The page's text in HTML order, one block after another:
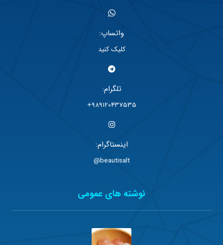
واتساپ:
کلیک کنید
تلگرام:
989120437535+
اینستاگرام:
beautisalt@
نوشته های عمومی